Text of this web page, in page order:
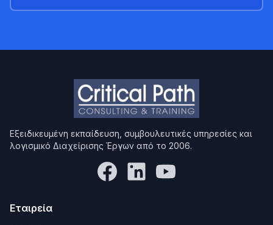
Εξειδικευμένη εκπαίδευση, συμβουλευτικές υπηρεσίες και
λογισμικό Διαχείρισης Έργων από το 2006.
Εταιρεία